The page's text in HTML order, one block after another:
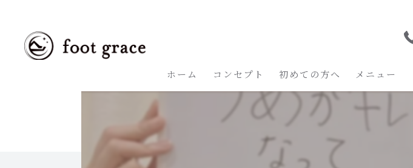
ホーム コンセプト 初めての方へ メニュー